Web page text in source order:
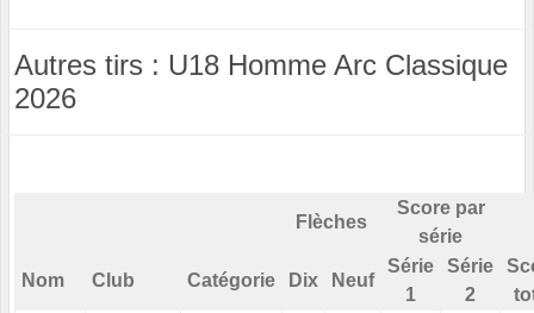
Autres tirs : U18 Homme Arc Classique
2026
Flèches
Score par
série
Nom Club Catégorie Dix Neuf
Série
1
Série
2